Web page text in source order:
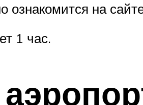
на
1 час.